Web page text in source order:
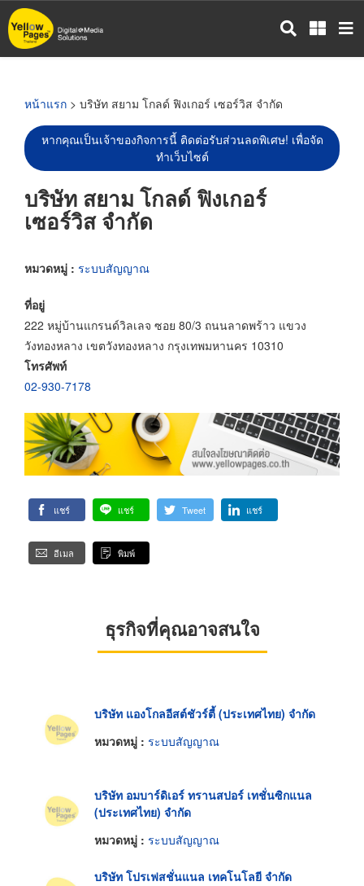
ข้าม
ไป
หน้าแรก > บริษัท สยาม โกลด์ ฟิงเกอร์ เซอร์วิส จำกัด
หากคุณเป็นเจ้าของกิจการนี้ ติดต่อรับส่วนลดพิเศษ! เพื่อจัด
ทำเว็บไซต์
บริษัท สยาม โกลด์ ฟิงเกอร์
เซอร์วิส จำกัด
หมวดหมู่ : ระบบสัญญาณ
ที่อยู่
222 หมู่บ้านแกรนด์วิลเลจ ซอย 80/3 ถนนลาดพร้าว แขวง
วังทองหลาง เขตวังทองหลาง กรุงเทพมหานคร 10310
โทรศัพท์
02-930-7178
แชร์ แชร์ Tweet แชร์
อีเมล พิมพ์
ธุรกิจที่คุณอาจสนใจ
บริษัท แองโกลอีสต์ชัวร์ตี้ (ประเทศไทย) จำกัด
หมวดหมู่ : ระบบสัญญาณ
บริษัท อมบาร์ดิเอร์ ทรานสปอร์ เทชั่นซิกแนล
(ประเทศไทย) จำกัด
หมวดหมู่ : ระบบสัญญาณ
บริษัท โปรเฟสชั่นแนล เทคโนโลยี จำกัด